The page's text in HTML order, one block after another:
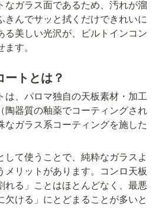
なガラス面であるため、汚れが溜
きんでサッと拭くだけできれいに
る美しい光沢が、ビルトインコン
す。
トとは？
は、パロマ独自の天板素材・加工
陶器質の釉薬でコーティングされ
なガラス系コーティングを施した
して使うことで、純粋なガラスよ
メリットがあります。コンロ天板
れる」ことはほとんどなく、最悪
欠ける」にとどまることが多いと